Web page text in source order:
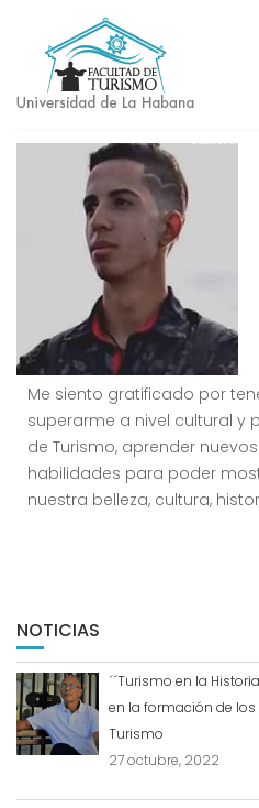
ALEJANDRO
Inicio Alejandro Marin Mogena
Me siento gratificado por
superarme a nivel cultural y
de Turismo, aprender
habilidades para poder
nuestra belleza, cultura,
NOTICIAS
´´Turismo en la
en la formación de
Turismo
27 octubre, 2022